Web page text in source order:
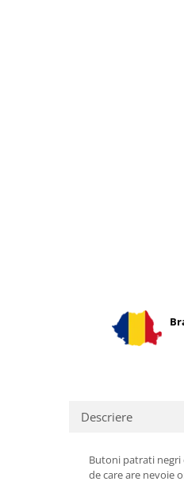
Descriere
Butoni patrati negri
de care are nevoie